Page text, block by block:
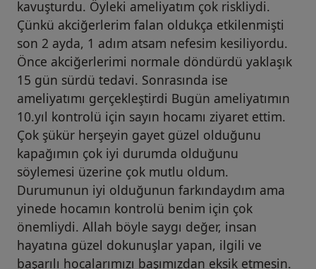
kavuşturdu. Öyleki ameliyatım çok riskliydi.
Çünkü akciğerlerim falan oldukça etkilenmişti
son 2 ayda, 1 adım atsam nefesim kesiliyordu.
Önce akciğerlerimi normale döndürdü yaklaşık
15 gün sürdü tedavi. Sonrasında ise
ameliyatımı gerçekleştirdi Bugün ameliyatımın
10.yıl kontrolü için sayın hocamı ziyaret ettim.
Çok şükür herşeyin gayet güzel olduğunu
kapağımın çok iyi durumda olduğunu
söylemesi üzerine çok mutlu oldum.
Durumunun iyi olduğunun farkındaydım ama
yinede hocamın kontrolü benim için çok
önemliydi. Allah böyle saygı değer, insan
hayatına güzel dokunuşlar yapan, ilgili ve
başarılı hocalarımızı başımızdan eksik etmesin.